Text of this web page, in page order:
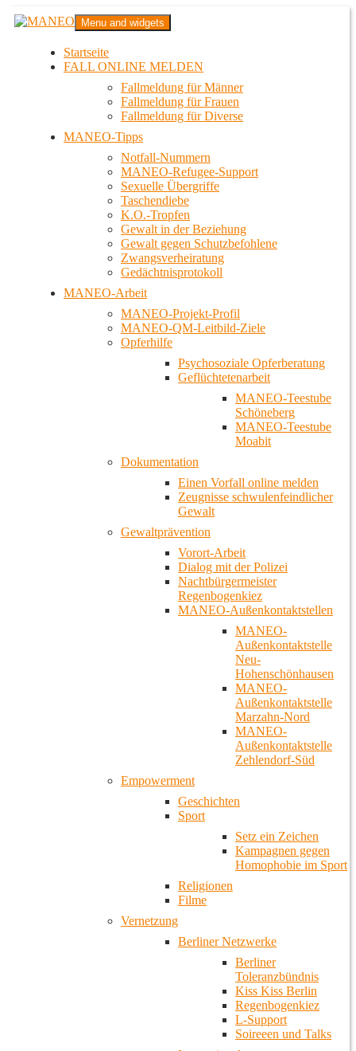
Zum
InhaltMANEO
Das schwule Anti-Gewalt-Projekt in Berlin
Menu and widgets
Startseite
FALL ONLINE MELDEN
Fallmeldung für Männer
Fallmeldung für Frauen
Fallmeldung für Diverse
MANEO-Tipps
Notfall-Nummern
MANEO-Refugee-Support
Sexuelle Übergriffe
Taschendiebe
K.O.-Tropfen
Gewalt in der Beziehung
Gewalt gegen Schutzbefohlene
Zwangsverheiratung
Gedächtnisprotokoll
MANEO-Arbeit
MANEO-Projekt-Profil
MANEO-QM-Leitbild-Ziele
Opferhilfe
Psychosoziale Opferberatung
Geflüchtetenarbeit
MANEO-Teestube
Schöneberg
MANEO-Teestube
Moabit
Dokumentation
Einen Vorfall online melden
Zeugnisse schwulenfeindlicher
Gewalt
Gewaltprävention
Vorort-Arbeit
Dialog mit der Polizei
Nachtbürgermeister
Regenbogenkiez
MANEO-Außenkontaktstellen
MANEO-
Außenkontaktstelle
Neu-
Hohenschönhausen
MANEO-
Außenkontaktstelle
Marzahn-Nord
MANEO-
Außenkontaktstelle
Zehlendorf-Süd
Empowerment
Geschichten
Sport
Setz ein Zeichen
Kampagnen gegen
Homophobie im Sport
Religionen
Filme
Vernetzung
Berliner Netzwerke
Berliner
Toleranzbündnis
Kiss Kiss Berlin
Regenbogenkiez
L-Support
Soireeen und Talks